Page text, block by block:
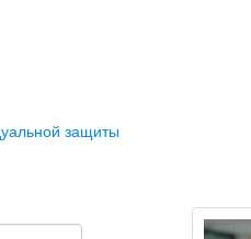
защиты